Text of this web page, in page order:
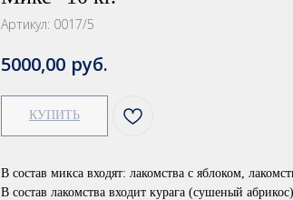
Артикул: 0017/5
5000,00 руб.
КУПИТЬ
В состав микса входят: лакомства с яблоком,
В состав лакомства входит курага (сушеный